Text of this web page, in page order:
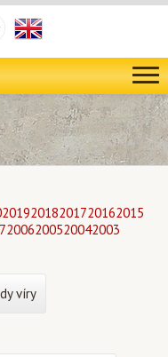
20192018201720162015
2006200520042003
víry